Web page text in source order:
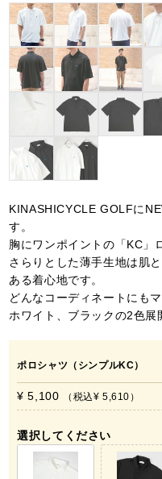
KINASHICYCLE GOLFに
す。
胸にワンポイントの「KC」
さらりとした薄手生地は肌
ある着心地です。
どんなコーディネートにも
ホワイト、ブラックの2色展
ポロシャツ（シンプルKC）
¥ 5,100 税込¥ 5,610
選択してください